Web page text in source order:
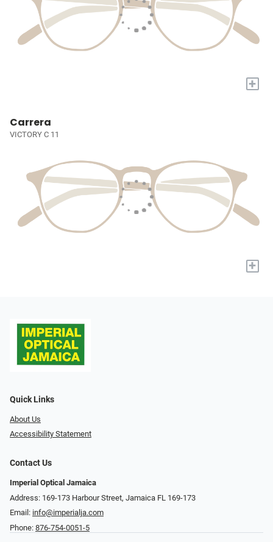
+
Carrera
VICTORY C 11
+
Quick Links
About Us
Accessibility Statement
Contact Us
Imperial Optical Jamaica
Address: 169-173 Harbour Street, Jamaica FL 169-173
Email: info@imperialja.com
Phone: 876-754-0051-5